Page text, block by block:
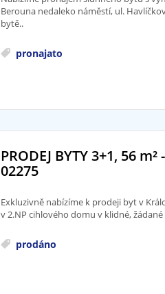
Berouna nedaleko náměstí, ul.
bytě..
pronajato
PRODEJ BYTY 3+1, 56 m²-
02275
Exkluzivně nabízíme k prodeji byt v
v 2.NP cihlového domu v klidné,
prodáno